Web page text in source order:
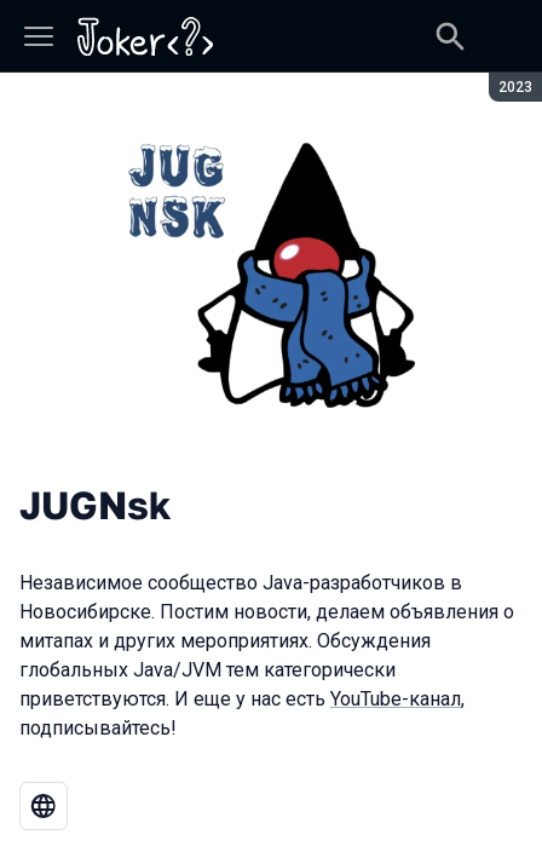
2023
JUGNsk
Независимое сообщество Java-разработчиков в
Новосибирске. Постим новости, делаем объявления о
митапах и других мероприятиях. Обсуждения
глобальных Java/JVM тем категорически
приветствуются. И еще у нас есть YouTube-канал,
подписывайтесь!